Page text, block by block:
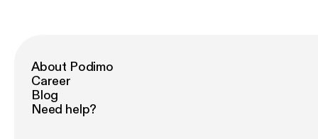
About Podimo
Career
Blog
Need help?